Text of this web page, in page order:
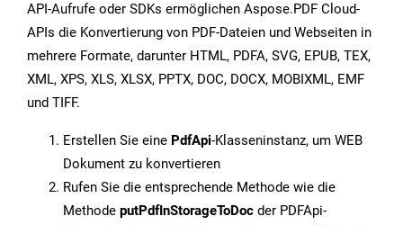
API-Aufrufe oder SDKs ermöglichen Aspose.PDF Cloud-
APIs die Konvertierung von PDF-Dateien und Webseiten in
mehrere Formate, darunter HTML, PDFA, SVG, EPUB, TEX,
XML, XPS, XLS, XLSX, PPTX, DOC, DOCX, MOBIXML, EMF
und TIFF.
Erstellen Sie eine PdfApi-Klasseninstanz, um WEB
Dokument zu konvertieren
Rufen Sie die entsprechende Methode wie die
Methode putPdfInStorageToDoc der PDFApi-